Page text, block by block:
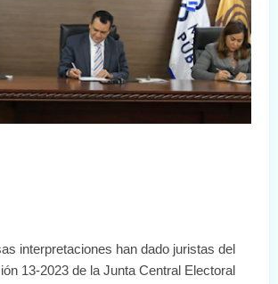
interpretaciones han dado juristas del
13-2023 de la Junta Central Electoral